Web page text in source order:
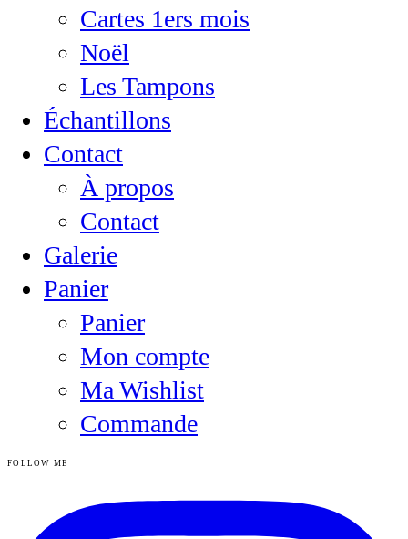
Cartes 1ers mois
Noël
Les Tampons
Échantillons
Contact
À propos
Contact
Galerie
Panier
Panier
Mon compte
Ma Wishlist
Commande
FOLLOW ME